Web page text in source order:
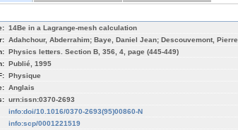
14Be in a Lagrange-mesh calculation
Adahchour, Abderrahim; Baye, Daniel Jean; Descouvemont, Pierre
Physics letters. Section B, 356, 4, page (445-449)
Publié, 1995
Physique
Anglais
urn:issn:0370-2693
info:doi/10.1016/0370-2693(95)00860-N
info:scp/0001221519